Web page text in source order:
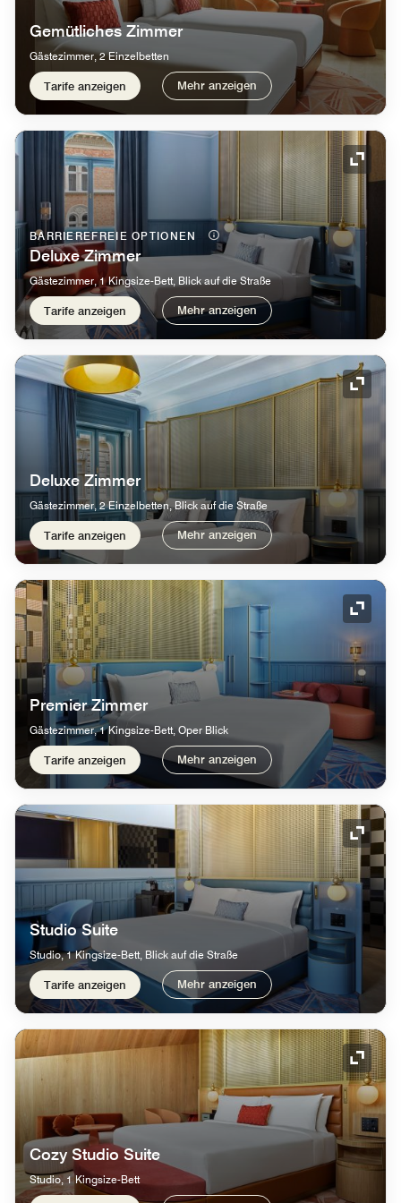
Gemütliches Zimmer
Gästezimmer, 2 Einzelbetten
Tarife anzeigen Mehr anzeigen
BARRIEREFREIE OPTIONEN
Deluxe Zimmer
Gästezimmer, 1 Kingsize-Bett, Blick auf die Straße
Tarife anzeigen Mehr anzeigen
Deluxe Zimmer
Gästezimmer, 2 Einzelbetten, Blick auf die Straße
Tarife anzeigen Mehr anzeigen
Premier Zimmer
Gästezimmer, 1 Kingsize-Bett, Oper Blick
Tarife anzeigen Mehr anzeigen
Studio Suite
Studio, 1 Kingsize-Bett, Blick auf die Straße
Tarife anzeigen Mehr anzeigen
Cozy Studio Suite
Studio, 1 Kingsize-Bett